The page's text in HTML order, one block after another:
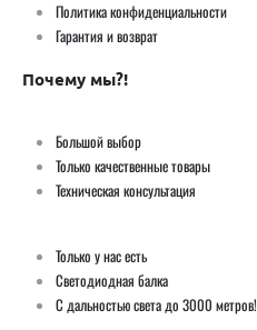
Политика конфиденциальности
Гарантия и возврат
Почему мы?!
Большой выбор
Только качественные товары
Техническая консультация
Только у нас есть
Светодиодная балка
С дальностью света до 3000 метров!